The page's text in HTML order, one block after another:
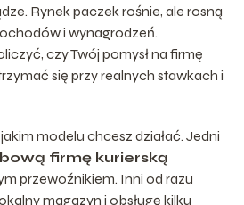
Rynek paczek rośnie, ale rosną
i wynagrodzeń.
czy Twój pomysł na firmę
się przy realnych stawkach i
modelu chcesz działać. Jedni
firmę kurierską
przewoźnikiem. Inni od razu
magazyn i obsługę kilku